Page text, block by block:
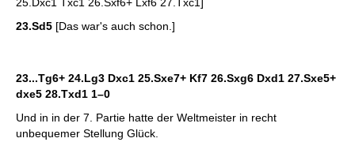
23.Sd5 [Das war's auch schon.]
23...Tg6+ 24.Lg3 Dxc1 25.Sxe7+ Kf7 26.Sxg6 Dxd1 27.Sxe5+
dxe5 28.Txd1 1–0
Und in in der 7. Partie hatte der Weltmeister in recht
unbequemer Stellung Glück.